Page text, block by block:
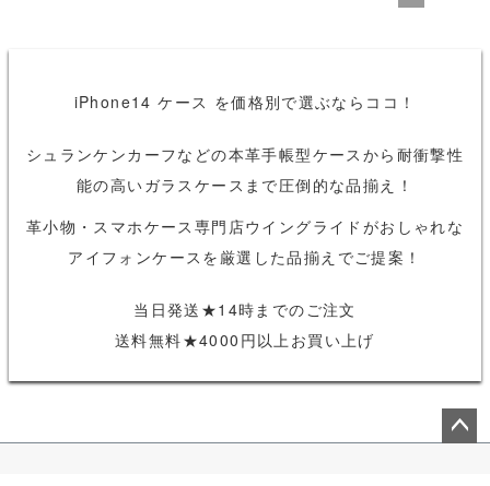
iPhone14 ケース を価格別で選ぶならココ！
シュランケンカーフなどの本革手帳型ケースから耐衝撃性
能の高いガラスケースまで圧倒的な品揃え！
革小物・スマホケース専門店ウイングライドがおしゃれな
アイフォンケースを厳選した品揃えでご提案！
当日発送★14時までのご注文
送料無料★4000円以上お買い上げ